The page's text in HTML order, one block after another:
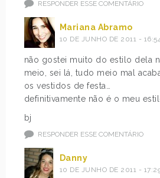
RESPONDER ESSE COMENTÁRIO
Mariana Abramo
10 DE JUNHO DE 2011 - 16:54
não gostei muito do estilo dela
meio, sei lá, tudo meio mal
os vestidos de festa…
definitivamente não é o meu
bj
RESPONDER ESSE COMENTÁRIO
Danny
10 DE JUNHO DE 2011 -